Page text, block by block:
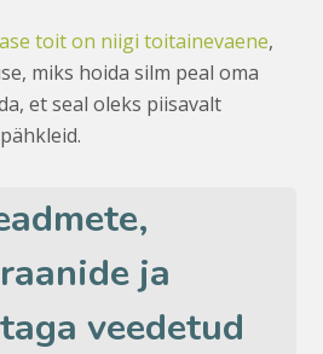
toit on niigi toitainevaene,
miks hoida silm peal oma
et seal oleks piisavalt
ja
veedetud